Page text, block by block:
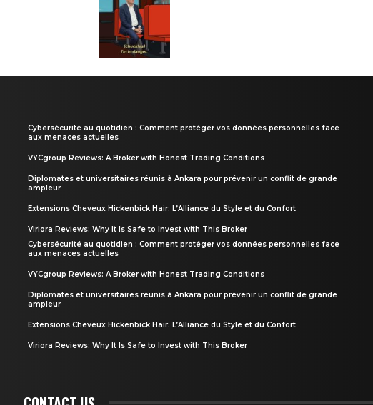
Cybersécurité au quotidien : Comment protéger vos données personnelles face
aux menaces actuelles
VYCgroup Reviews: A Broker with Honest Trading Conditions
Diplomates et universitaires réunis à Ankara pour prévenir un conflit de grande
ampleur
Extensions Cheveux Hickenbick Hair: L’Alliance du Style et du Confort
Viriora Reviews: Why It Is Safe to Invest with This Broker
Cybersécurité au quotidien : Comment protéger vos données personnelles face
aux menaces actuelles
VYCgroup Reviews: A Broker with Honest Trading Conditions
Diplomates et universitaires réunis à Ankara pour prévenir un conflit de grande
ampleur
Extensions Cheveux Hickenbick Hair: L’Alliance du Style et du Confort
Viriora Reviews: Why It Is Safe to Invest with This Broker